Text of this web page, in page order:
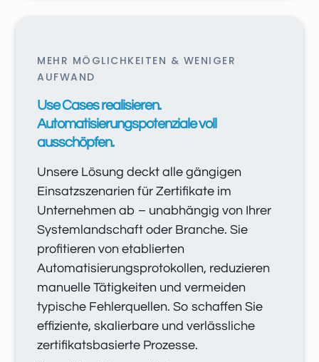
MEHR MÖGLICHKEITEN & WENIGER
AUFWAND
Use Cases realisieren.
Automatisierungspotenziale voll
ausschöpfen.
Unsere Lösung deckt alle gängigen
Einsatzszenarien für Zertifikate im
Unternehmen ab – unabhängig von Ihrer
Systemlandschaft oder Branche. Sie
profitieren von etablierten
Automatisierungsprotokollen, reduzieren
manuelle Tätigkeiten und vermeiden
typische Fehlerquellen. So schaffen Sie
effiziente, skalierbare und verlässliche
zertifikatsbasierte Prozesse.